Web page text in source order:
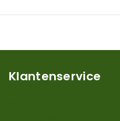
Klantenservice